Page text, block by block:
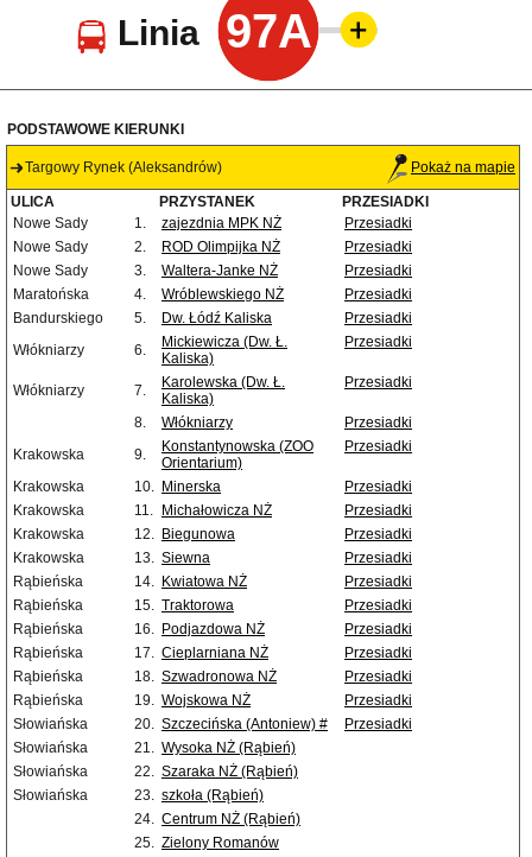
Linia 97A
PODSTAWOWE KIERUNKI
Targowy Rynek (Aleksandrów) Pokaż na mapie
ULICA PRZYSTANEK
PRZESIADKI
Nowe Sady
1. zajezdnia MPK NŻ
Przesiadki
Nowe Sady
2. ROD Olimpijka NŻ
Przesiadki
Nowe Sady
3. Waltera-Janke NŻ
Przesiadki
Maratońska
4. Wróblewskiego NŻ
Przesiadki
Bandurskiego
5. Dw. Łódź Kaliska
Przesiadki
Włókniarzy
6.
Mickiewicza (Dw. Ł.
Kaliska)
Przesiadki
Włókniarzy 7.
Karolewska (Dw. Ł.
Kaliska)
Przesiadki
8. Włókniarzy
Przesiadki
Krakowska
9.
Konstantynowska (ZOO
Orientarium)
Przesiadki
Krakowska 10. Minerska
Przesiadki
Krakowska
11. Michałowicza NŻ
Przesiadki
Krakowska
12. Biegunowa
Przesiadki
Krakowska
13. Siewna
Przesiadki
Rąbieńska
14. Kwiatowa NŻ
Przesiadki
Rąbieńska
15. Traktorowa
Przesiadki
Rąbieńska
16. Podjazdowa NŻ
Przesiadki
Rąbieńska
17. Cieplarniana NŻ
Przesiadki
Rąbieńska
18. Szwadronowa NŻ
Przesiadki
Rąbieńska
19. Wojskowa NŻ
Przesiadki
Słowiańska
20. Szczecińska (Antoniew) #
Przesiadki
Słowiańska
21. Wysoka NŻ (Rąbień)
Słowiańska
22. Szaraka NŻ (Rąbień)
Słowiańska
23. szkoła (Rąbień)
24. Centrum NŻ (Rąbień)
25. Zielony Romanów